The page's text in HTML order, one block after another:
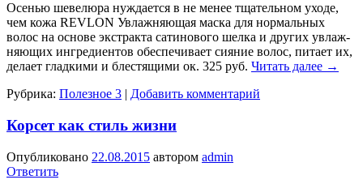
Осенью шевелюра нуждается в не менее тщательном уходе,
чем кожа REVLON Увлажняющая маска для нормальных
волос на основе экс­тракта сатинового шелка и других увлаж­
няющих ингредиентов обеспечивает сияние волос, питает их,
делает гладкими и блестящими ок. 325 руб. Читать далее →
Рубрика: Полезное 3 | Добавить комментарий
Корсет как стиль жизни
Опубликовано 22.08.2015 автором admin
Ответить